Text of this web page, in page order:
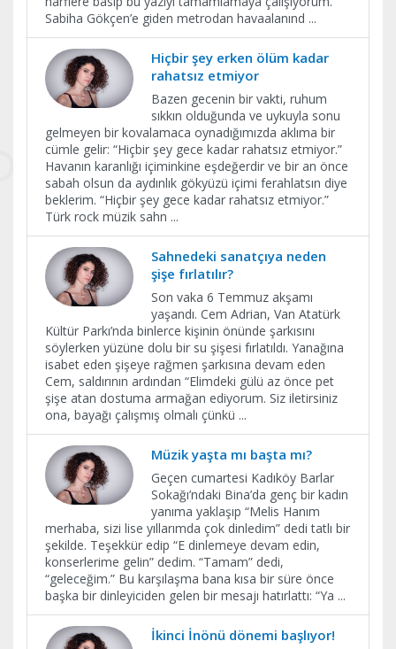
Sabiha Gökçen’e giden metrodan havaalanınd ...
Hiçbir şey erken ölüm kadar
rahatsız etmiyor
Bazen gecenin bir vakti, ruhum
sıkkın olduğunda ve uykuyla sonu
gelmeyen bir kovalamaca oynadığımızda aklıma bir
cümle gelir: “Hiçbir şey gece kadar rahatsız etmiyor.”
Havanın karanlığı içiminkine eşdeğerdir ve bir an önce
sabah olsun da aydınlık gökyüzü içimi ferahlatsın diye
beklerim. “Hiçbir şey gece kadar rahatsız etmiyor.”
Türk rock müzik sahn ...
Sahnedeki sanatçıya neden
şişe fırlatılır?
Son vaka 6 Temmuz akşamı
yaşandı. Cem Adrian, Van Atatürk
Kültür Parkı’nda binlerce kişinin önünde şarkısını
söylerken yüzüne dolu bir su şişesi fırlatıldı. Yanağına
isabet eden şişeye rağmen şarkısına devam eden
Cem, saldırının ardından “Elimdeki gülü az önce pet
şişe atan dostuma armağan ediyorum. Siz iletirsiniz
ona, bayağı çalışmış olmalı çünkü ...
Müzik yaşta mı başta mı?
Geçen cumartesi Kadıköy Barlar
Sokağı’ndaki Bina’da genç bir kadın
yanıma yaklaşıp “Melis Hanım
merhaba, sizi lise yıllarımda çok dinledim” dedi tatlı bir
şekilde. Teşekkür edip “E dinlemeye devam edin,
konserlerime gelin” dedim. “Tamam” dedi,
“geleceğim.” Bu karşılaşma bana kısa bir süre önce
başka bir dinleyiciden gelen bir mesajı hatırlattı: “Ya ...
İkinci İnönü dönemi başlıyor!